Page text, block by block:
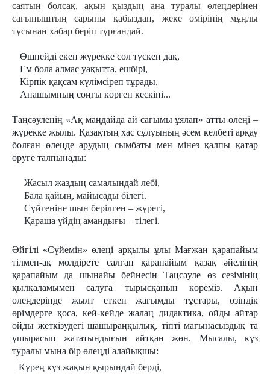
саятын болсақ, ақын қыздың ана туралы өлеңдерінен
сағыныштың сарыны қабыздап, жеке өмірінің мұңлы
тұсынан хабар беріп тұрғандай.
Өшпейді екен жүрекке сол түскен дақ,
Ем бола алмас уақытта, ешбірі,
Кірпік қақсам күлімсіреп тұрады,
Анашымның соңғы көрген кескіні...
Таңсәуленің «Ақ маңдайда ай сағымы ұялап» атты өлеңі –
жүрекке жылы. Қазақтың хас сұлуының әсем келбеті арқау
болған өлеңде арудың сымбаты мен мінез қалпы қатар
өруге талпынады:
Жасыл жаздың самалындай лебі,
Бала қайың, майысады білегі.
Сүйгеніне шын берілген – жүрегі,
Қараша үйдің амандығы – тілегі.
Әйгілі «Сүйемін» өлеңі арқылы ұлы Мағжан қарапайым
тілмен-ақ мөлдірете салған қарапайым қазақ әйелінің
қарапайым да шынайы бейнесін Таңсәуле өз сезімінің
қылқаламымен салуға тырысқанын көреміз. Ақын
өлеңдерінде жылт еткен жағымды тұстары, өзіндік
өрімдерге қоса, кей-кейде жалаң дидактика, ойды айтар
ойды жеткізудегі шашыраңқылық, тіпті мағынасыздық та
ұшырасып жататындығын айтқан жөн. Мысалы, күз
туралы мына бір өлеңді алайықшы:
Күрең күз жақын қырындай берді,